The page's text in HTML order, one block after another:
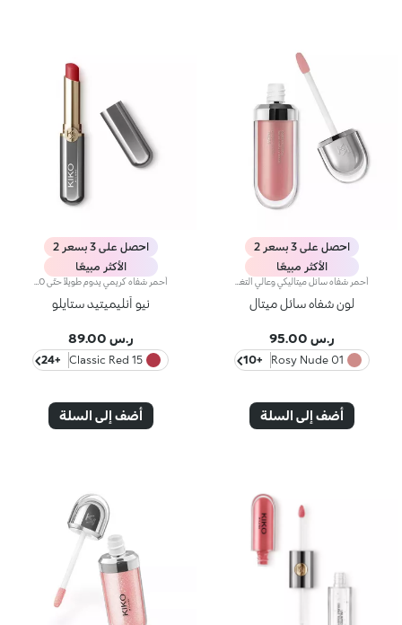
احصل على 3 بسعر 2
الأكثر مبيعًا
لون شفاه سائل ميتال
ر.س 95.00
01 Rosy Nude
+10
أضف إلى السلة
احصل على 3 بسعر 2
الأكثر مبيعًا
نيو أنليميتيد ستايلو
ر.س 89.00
15 Classic Red
+24
أضف إلى السلة